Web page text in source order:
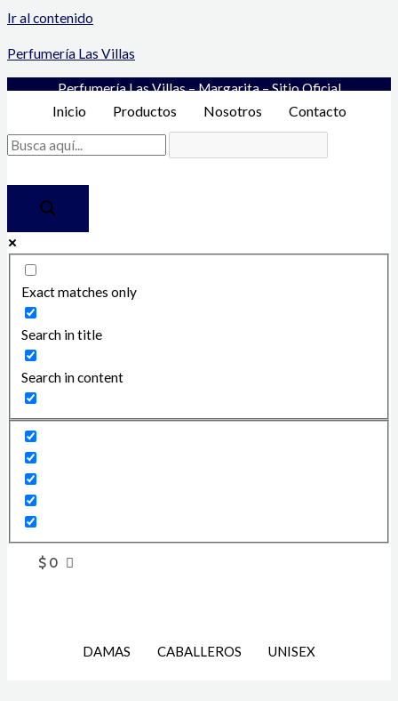
Ir al contenido
Perfumería Las Villas
Perfumería Las Villas – Margarita – Sitio Oficial
Inicio Productos Nosotros Contacto
Exact matches only
Search in title
Search in content
$ 0
DAMAS CABALLEROS UNISEX